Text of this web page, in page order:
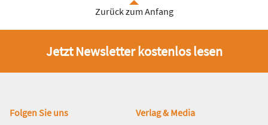
Zurück zum Anfang
Jetzt Newsletter kostenlos lesen
Fußbereich
Folgen Sie uns Verlag & Media